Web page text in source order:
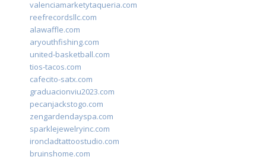
valenciamarketytaqueria.com
reefrecordsllc.com
alawaffle.com
aryouthfishing.com
united-basketball.com
tios-tacos.com
cafecito-satx.com
graduacionviu2023.com
pecanjackstogo.com
zengardendayspa.com
sparklejewelryinc.com
ironcladtattoostudio.com
bruinshome.com